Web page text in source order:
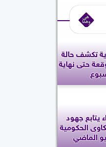
تكشف حالة
حتى نهاية
يتابع جهود
الحكومية
الماضي